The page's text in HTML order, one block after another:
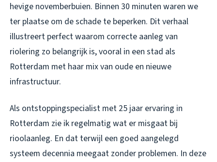
hevige novemberbuien. Binnen 30 minuten waren we
ter plaatse om de schade te beperken. Dit verhaal
illustreert perfect waarom correcte aanleg van
riolering zo belangrijk is, vooral in een stad als
Rotterdam met haar mix van oude en nieuwe
infrastructuur.
Als ontstoppingspecialist met 25 jaar ervaring in
Rotterdam zie ik regelmatig wat er misgaat bij
rioolaanleg. En dat terwijl een goed aangelegd
systeem decennia meegaat zonder problemen. In deze